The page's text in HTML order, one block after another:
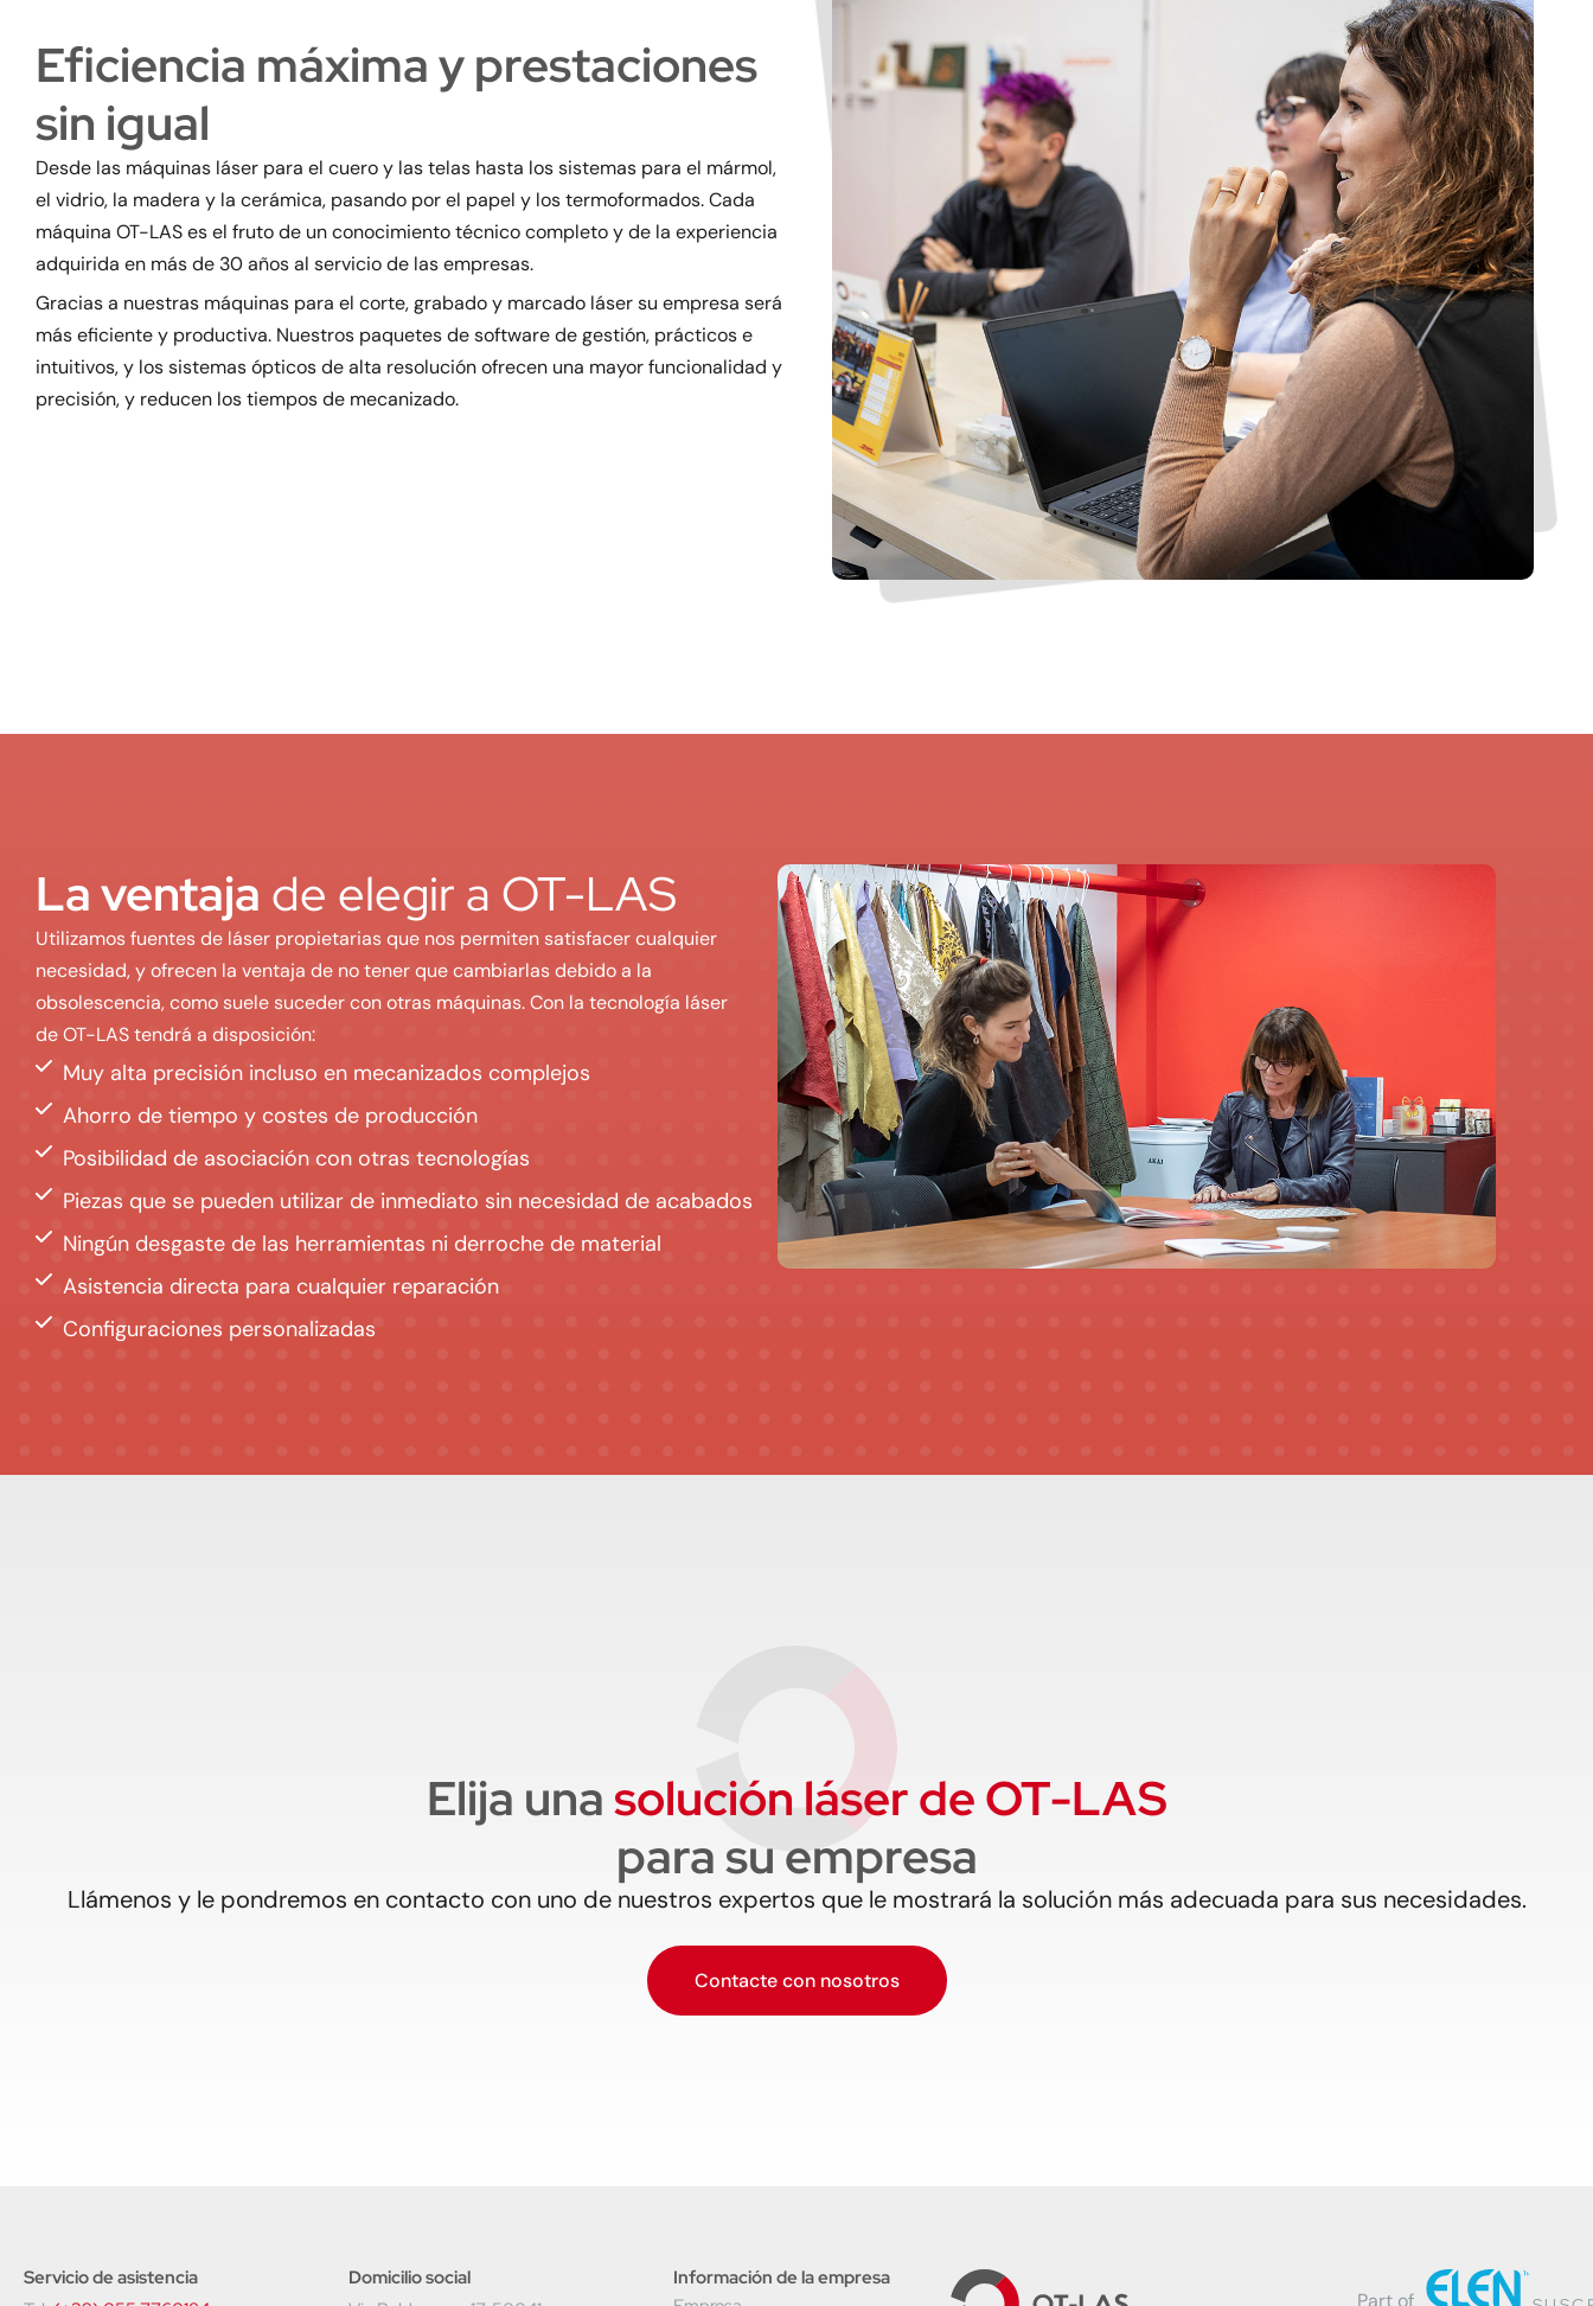
Eficiencia máxima y prestaciones
sin igual
Desde las máquinas láser para el cuero y las telas hasta los sistemas para el mármol,
el vidrio, la madera y la cerámica, pasando por el papel y los termoformados. Cada
máquina OT-LAS es el fruto de un conocimiento técnico completo y de la experiencia
adquirida en más de 30 años al servicio de las empresas.
Gracias a nuestras máquinas para el corte, grabado y marcado láser su empresa será
más eficiente y productiva. Nuestros paquetes de software de gestión, prácticos e
intuitivos, y los sistemas ópticos de alta resolución ofrecen una mayor funcionalidad y
precisión, y reducen los tiempos de mecanizado.
La ventaja de elegir a OT-LAS
Utilizamos fuentes de láser propietarias que nos permiten satisfacer cualquier
necesidad, y ofrecen la ventaja de no tener que cambiarlas debido a la
obsolescencia, como suele suceder con otras máquinas. Con la tecnología láser
de OT-LAS tendrá a disposición:
Muy alta precisión incluso en mecanizados complejos
Ahorro de tiempo y costes de producción
Posibilidad de asociación con otras tecnologías
Piezas que se pueden utilizar de inmediato sin necesidad de acabados
Ningún desgaste de las herramientas ni derroche de material
Asistencia directa para cualquier reparación
Configuraciones personalizadas
Elija unasolución láser de OT-LAS
para su empresa
Llámenos y le pondremos en contacto con uno de nuestros expertos que le mostrará la solución más adecuada para sus necesidades.
Contacte con nosotros
Servicio de asistencia
Domicilio social
Información de la empresa
Part of